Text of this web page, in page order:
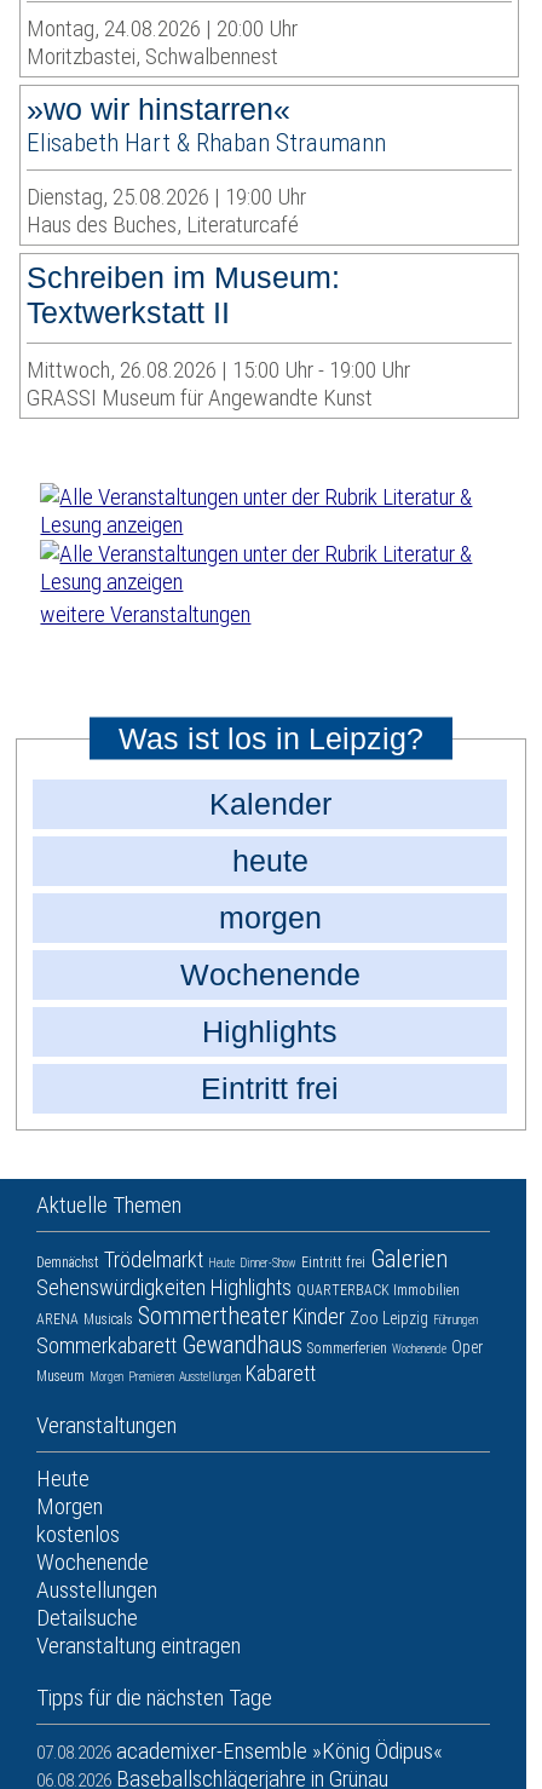
Montag, 24.08.2026 | 20:00 Uhr
Moritzbastei, Schwalbennest
»wo wir hinstarren«
Elisabeth Hart & Rhaban Straumann
Dienstag, 25.08.2026 | 19:00 Uhr
Haus des Buches, Literaturcafé
Schreiben im Museum:
Textwerkstatt II
Mittwoch, 26.08.2026 | 15:00 Uhr - 19:00 Uhr
GRASSI Museum für Angewandte Kunst
weitere Veranstaltungen
Was ist los in Leipzig?
Kalender
heute
morgen
Wochenende
Highlights
Eintritt frei
Aktuelle Themen
Demnächst Trödelmarkt Heute Dinner-Show Eintritt frei Galerien
Sehenswürdigkeiten Highlights QUARTERBACK Immobilien
ARENA Musicals Sommertheater Kinder Zoo Leipzig Führungen
Sommerkabarett Gewandhaus Sommerferien Wochenende Oper
Museum Morgen Premieren Ausstellungen Kabarett
Veranstaltungen
Heute
Morgen
kostenlos
Wochenende
Ausstellungen
Detailsuche
Veranstaltung eintragen
Tipps für die nächsten Tage
07.08.2026 academixer-Ensemble »König Ödipus«
06.08.2026 Baseballschlägerjahre in Grünau